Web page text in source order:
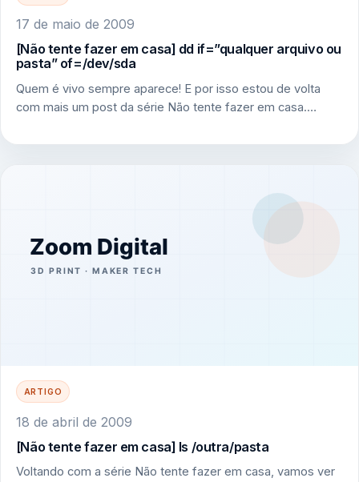
17 de maio de 2009
[Não tente fazer em casa] dd if=”qualquer arquivo ou
pasta” of=/dev/sda
Quem é vivo sempre aparece! E por isso estou de volta
com mais um post da série Não tente fazer em casa.…
ARTIGO
18 de abril de 2009
[Não tente fazer em casa] ls /outra/pasta
Voltando com a série Não tente fazer em casa, vamos ver